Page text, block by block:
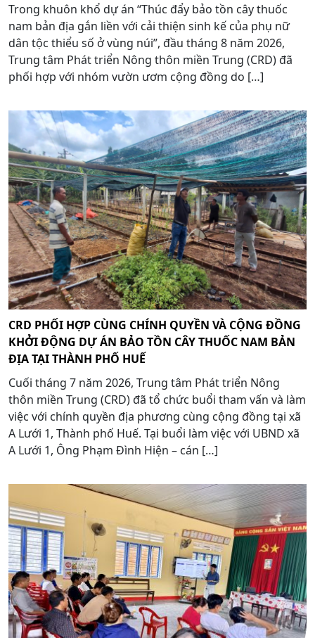
Trong khuôn khổ dự án “Thúc đẩy bảo tồn cây thuốc
nam bản địa gắn liền với cải thiện sinh kế của phụ nữ
dân tộc thiểu số ở vùng núi”, đầu tháng 8 năm 2026,
Trung tâm Phát triển Nông thôn miền Trung (CRD) đã
phối hợp với nhóm vườn ươm cộng đồng do […]
CRD PHỐI HỢP CÙNG CHÍNH QUYỀN VÀ CỘNG ĐỒNG
KHỞI ĐỘNG DỰ ÁN BẢO TỒN CÂY THUỐC NAM BẢN
ĐỊA TẠI THÀNH PHỐ HUẾ
Cuối tháng 7 năm 2026, Trung tâm Phát triển Nông
thôn miền Trung (CRD) đã tổ chức buổi tham vấn và làm
việc với chính quyền địa phương cùng cộng đồng tại xã
A Lưới 1, Thành phố Huế. Tại buổi làm việc với UBND xã
A Lưới 1, Ông Phạm Đình Hiện – cán […]